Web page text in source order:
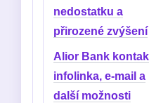
nedostatku a
přirozené zvýšení
Alior Bank
infolinka, e-mail a
další možnosti